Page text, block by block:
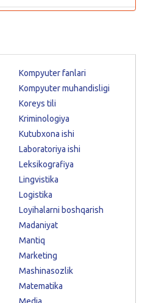
Kompyuter fanlari
Kompyuter muhandisligi
Koreys tili
Kriminologiya
Kutubxona ishi
Laboratoriya ishi
Leksikografiya
Lingvistika
Logistika
Loyihalarni boshqarish
Madaniyat
Mantiq
Marketing
Mashinasozlik
Matematika
Media